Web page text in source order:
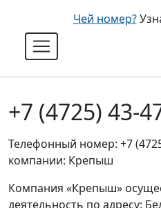
Чей номер?
+7 (4725) 43-
Телефонный номер: +7
компании: Крепыш
Компания «Крепыш»
деятельность по адресу: